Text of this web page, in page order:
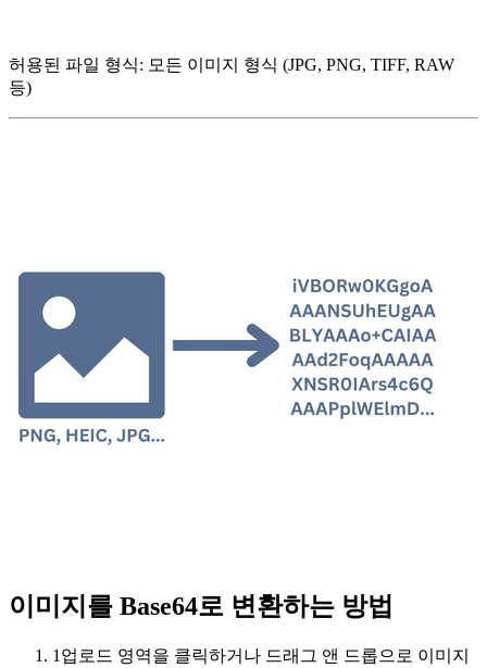
허용된 파일 형식: 모든 이미지 형식 (JPG, PNG, TIFF, RAW
등)
이미지를 Base64로 변환하는 방법
1 업로드 영역을 클릭하거나 드래그 앤 드롭으로 이미지